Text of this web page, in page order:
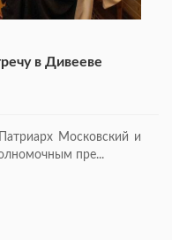
в Дивееве
Московский и
пре...